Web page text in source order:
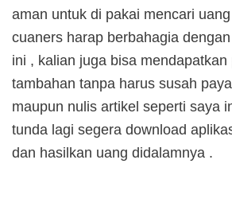
aman untuk di pakai mencari
cuaners harap berbahagia
ini , kalian juga bisa mendapatkan
tambahan tanpa harus susah
maupun nulis artikel seperti saya
tunda lagi segera download
dan hasilkan uang didalamnya .